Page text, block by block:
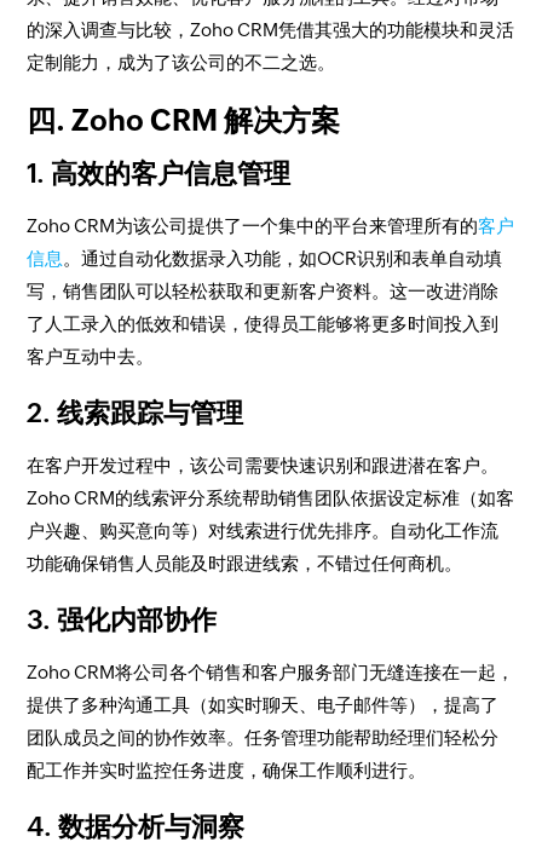
的深入调查与比较，Zoho CRM凭借其强大的功能模块和灵活
定制能力，成为了该公司的不二之选。
四. Zoho CRM 解决方案
1. 高效的客户信息管理
Zoho CRM为该公司提供了一个集中的平台来管理所有的客户
信息 。通过自动化数据录入功能，如OCR识别和表单自动填
写，销售团队可以轻松获取和更新客户资料。这一改进消除
了人工录入的低效和错误，使得员工能够将更多时间投入到
客户互动中去。
2. 线索跟踪与管理
在客户开发过程中，该公司需要快速识别和跟进潜在客户。
Zoho CRM的线索评分系统帮助销售团队依据设定标准（如客
户兴趣、购买意向等）对线索进行优先排序。自动化工作流
功能确保销售人员能及时跟进线索，不错过任何商机。
3. 强化内部协作
Zoho CRM将公司各个销售和客户服务部门无缝连接在一起，
提供了多种沟通工具（如实时聊天、电子邮件等），提高了
团队成员之间的协作效率。任务管理功能帮助经理们轻松分
配工作并实时监控任务进度，确保工作顺利进行。
4. 数据分析与洞察